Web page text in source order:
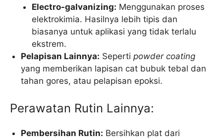
Electro-galvanizing: Menggunakan proses
elektrokimia. Hasilnya lebih tipis dan
biasanya untuk aplikasi yang tidak terlalu
ekstrem.
Pelapisan Lainnya: Sepertipowder coating
yang memberikan lapisan cat bubuk tebal dan
tahan gores, atau pelapisan epoksi.
Perawatan Rutin Lainnya:
Pembersihan Rutin: Bersihkan plat dari